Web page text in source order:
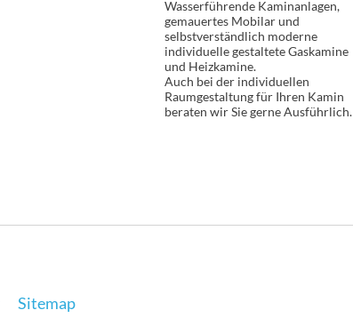
Wasserführende Kaminanlagen,
gemauertes Mobilar und
selbstverständlich moderne
individuelle gestaltete Gaskamine
und Heizkamine.
Auch bei der individuellen
Raumgestaltung für Ihren Kamin
beraten wir Sie gerne Ausführlich.
Sitemap